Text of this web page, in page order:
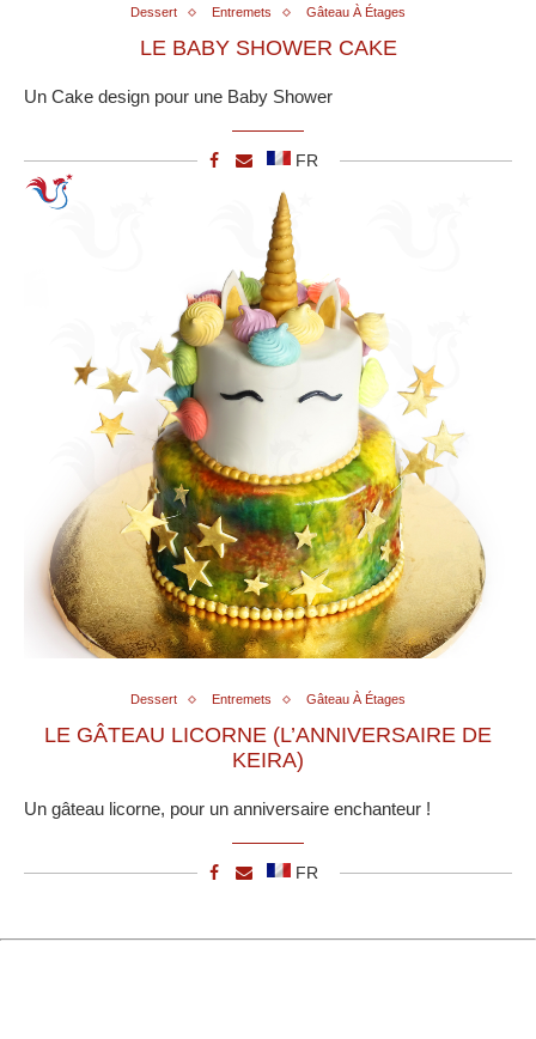
Dessert Entremets Gâteau À Étages
LE BABY SHOWER CAKE
Un Cake design pour une Baby Shower
FR
Dessert Entremets Gâteau À Étages
LE GÂTEAU LICORNE (L’ANNIVERSAIRE DE
KEIRA)
Un gâteau licorne, pour un anniversaire enchanteur !
FR